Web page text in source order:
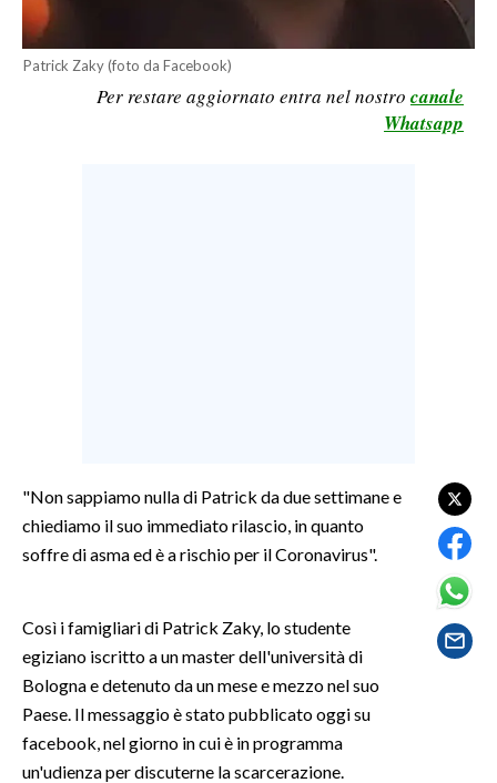
LAVORO
BANDI
CULTURA
SALUTE
SARDI NEL MONDO
Patrick Zaky (foto da Facebook)
Per restare aggiornato entra nel nostro canale
Whatsapp
"Non sappiamo nulla di Patrick da due settimane e
chiediamo il suo immediato rilascio, in quanto
soffre di asma ed è a rischio per il Coronavirus".
Così i famigliari di Patrick Zaky, lo studente
egiziano iscritto a un master dell'università di
Bologna e detenuto da un mese e mezzo nel suo
Paese. Il messaggio è stato pubblicato oggi su
facebook, nel giorno in cui è in programma
un'udienza per discuterne la scarcerazione.